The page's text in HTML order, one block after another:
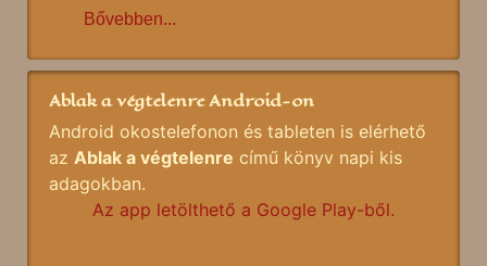
Bővebben...
Ablak a végtelenre Android-on
Android okostelefonon és tableten is elérhető
az Ablak a végtelenre című könyv napi kis
adagokban.
Az app letölthető a Google Play-ből.